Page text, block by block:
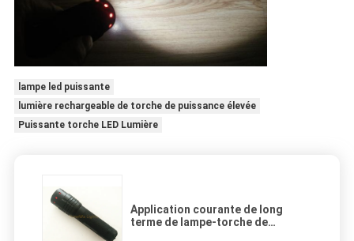
lampe led puissante
lumière rechargeable de torche de puissance élevée
Puissante torche LED Lumière
Application courante de long
terme de lampe-torche de